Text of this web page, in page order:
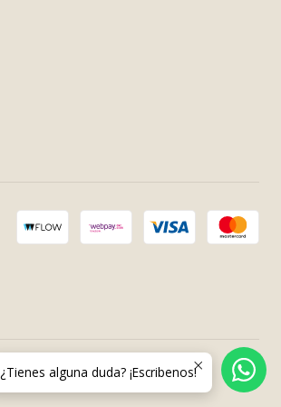
¿Tienes alguna duda? ¡Escribenos!